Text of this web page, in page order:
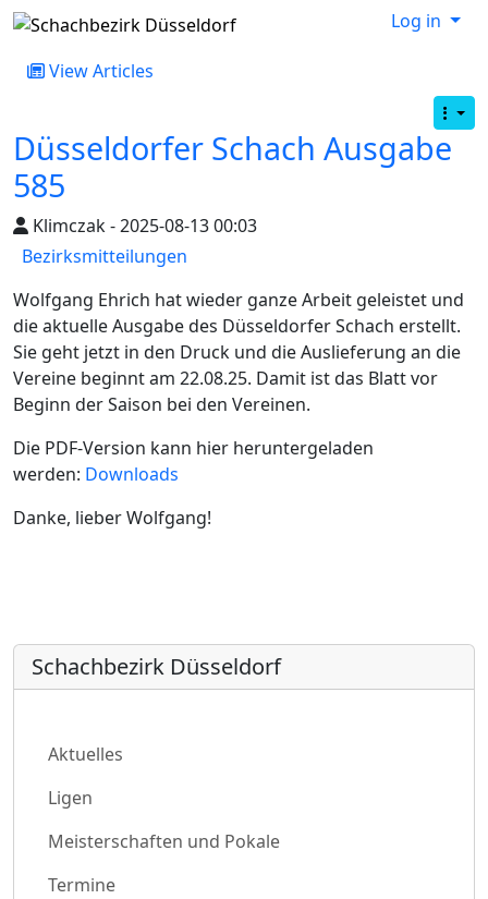
Log in
View Articles
Düsseldorfer Schach Ausgabe
585
Klimczak - 2025-08-13 00:03
Bezirksmitteilungen
Wolfgang Ehrich hat wieder ganze Arbeit geleistet und
die aktuelle Ausgabe des Düsseldorfer Schach erstellt.
Sie geht jetzt in den Druck und die Auslieferung an die
Vereine beginnt am 22.08.25. Damit ist das Blatt vor
Beginn der Saison bei den Vereinen.
Die PDF-Version kann hier heruntergeladen
werden: Downloads
Danke, lieber Wolfgang!
Schachbezirk Düsseldorf
Aktuelles
Ligen
Meisterschaften und Pokale
Termine